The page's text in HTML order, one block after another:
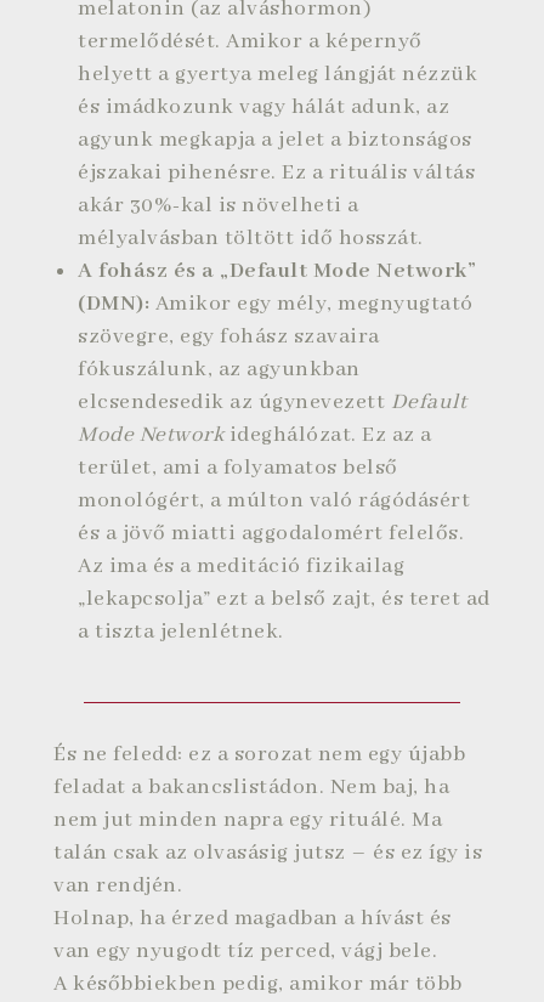
melatonin (az alváshormon)
termelődését. Amikor a képernyő
helyett a gyertya meleg lángját nézzük
és imádkozunk vagy hálát adunk, az
agyunk megkapja a jelet a biztonságos
éjszakai pihenésre. Ez a rituális váltás
akár 30%-kal is növelheti a
mélyalvásban töltött idő hosszát.
A fohász és a „Default Mode Network”
(DMN): Amikor egy mély, megnyugtató
szövegre, egy fohász szavaira
fókuszálunk, az agyunkban
elcsendesedik az úgynevezett Default
Mode Networkideghálózat. Ez az a
terület, ami a folyamatos belső
monológért, a múlton való rágódásért
és a jövő miatti aggodalomért felelős.
Az ima és a meditáció fizikailag
„lekapcsolja” ezt a belső zajt, és teret ad
a tiszta jelenlétnek.
És ne feledd: ez a sorozat nem egy újabb
feladat a bakancslistádon. Nem baj, ha
nem jut minden napra egy rituálé. Ma
talán csak az olvasásig jutsz – és ez így is
van rendjén.
Holnap, ha érzed magadban a hívást és
van egy nyugodt tíz perced, vágj bele.
A későbbiekben pedig, amikor már több